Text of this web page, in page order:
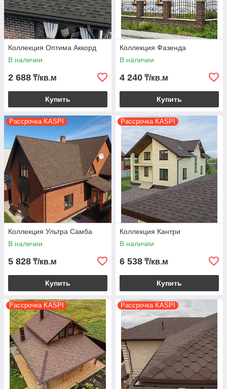
Коллекция Оптима Аккорд
В наличии
2 688 ₸/кв.м
Купить
Коллекция Фазенда
В наличии
4 240 ₸/кв.м
Купить
Рассрочка KASPI
Коллекция Ультра Самба
В наличии
5 828 ₸/кв.м
Купить
Рассрочка KASPI
Коллекция Кантри
В наличии
6 538 ₸/кв.м
Купить
Рассрочка KASPI Рассрочка KASPI